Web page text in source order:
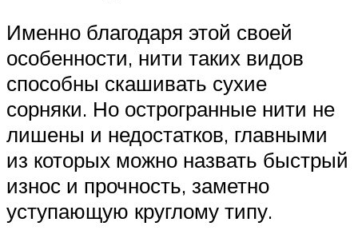
Именно благодаря этой своей
особенности, нити таких видов
способны скашивать сухие
сорняки. Но острогранные нити не
лишены и недостатков, главными
из которых можно назвать быстрый
износ и прочность, заметно
уступающую круглому типу.